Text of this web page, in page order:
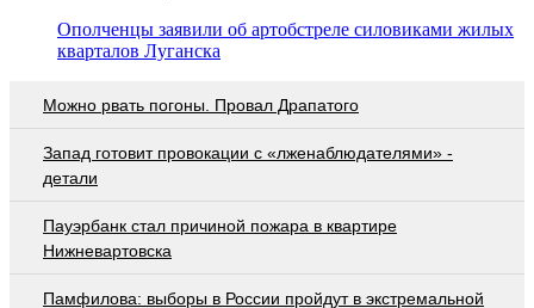
Ополченцы заявили об артобстреле силовиками жилых
кварталов Луганска
Можно рвать погоны. Провал Драпатого
Запад готовит провокации с «лженаблюдателями» -
детали
Пауэрбанк стал причиной пожара в квартире
Нижневартовска
Памфилова: выборы в России пройдут в экстремальной